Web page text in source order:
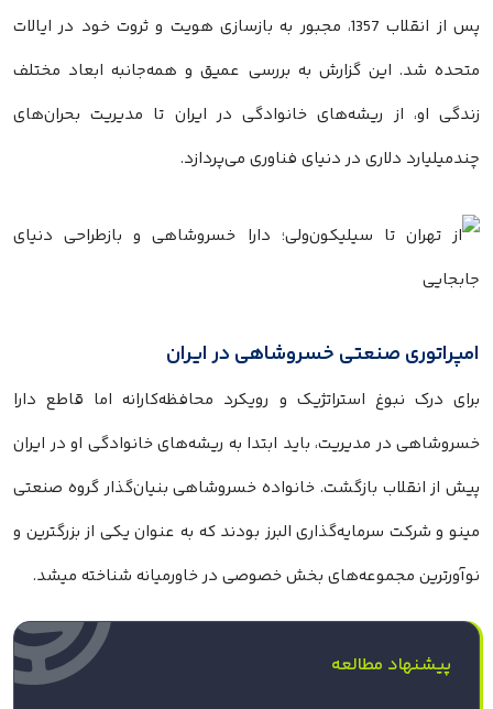
پس از انقلاب 1357، مجبور به بازسازی هویت و ثروت خود در ایالات
متحده شد. این گزارش به بررسی عمیق و همه‌جانبه ابعاد مختلف
زندگی او، از ریشه‌های خانوادگی در ایران تا مدیریت بحران‌های
چندمیلیارد دلاری در دنیای فناوری می‌پردازد.
امپراتوری صنعتی خسروشاهی در ایران
برای درک نبوغ استراتژیک و رویکرد محافظه‌کارانه اما قاطع دارا
خسروشاهی در مدیریت، باید ابتدا به ریشه‌های خانوادگی او در ایران
پیش از انقلاب بازگشت. خانواده خسروشاهی بنیان‌گذار گروه صنعتی
مینو و شرکت سرمایه‌گذاری البرز بودند که به عنوان یکی از بزرگترین و
نوآورترین مجموعه‌های بخش خصوصی در خاورمیانه شناخته میشد.
پیشنهاد مطالعه